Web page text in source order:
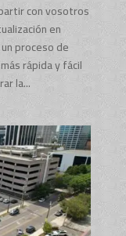
con vosotros
en
proceso de
rápida y fácil
la...